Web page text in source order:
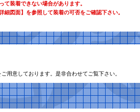
て装着できない場合があります。
図面】を参照して装着の可否をご確認下さい。
用意しております。是非合わせてご覧下さい。